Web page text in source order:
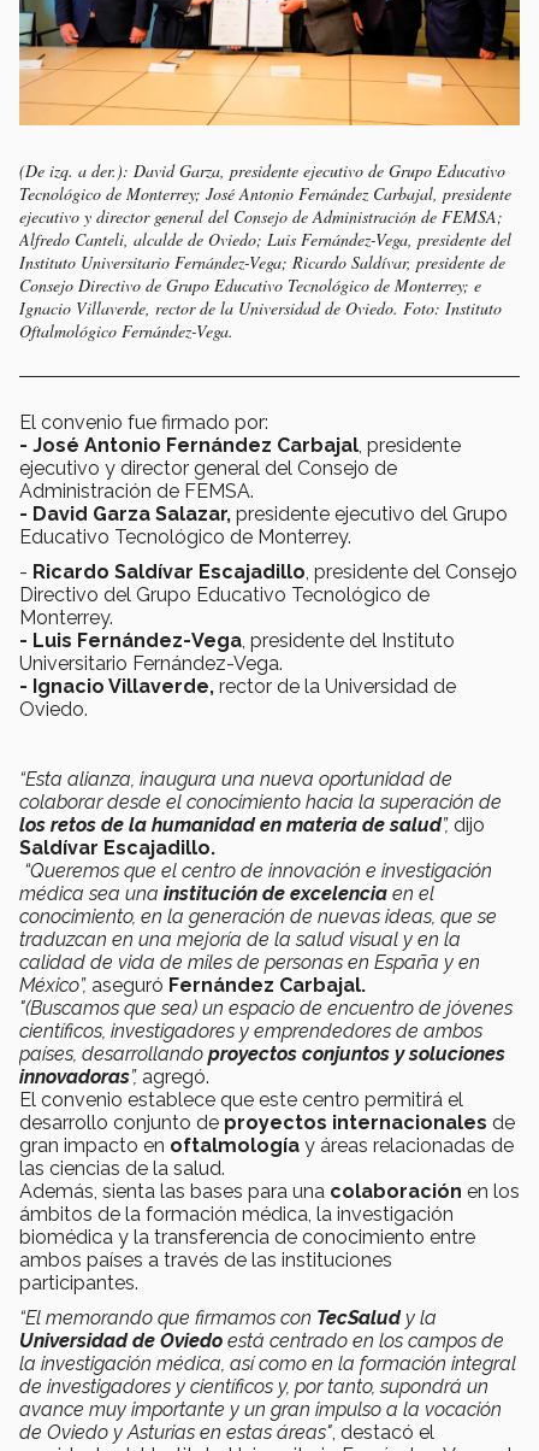
(De izq. a der.): David Garza, presidente ejecutivo de Grupo Educativo
Tecnológico de Monterrey; José Antonio Fernández Carbajal, presidente
ejecutivo y director general del Consejo de Administración de FEMSA;
Alfredo Canteli, alcalde de Oviedo; Luis Fernández-Vega, presidente del
Instituto Universitario Fernández-Vega; Ricardo Saldívar, presidente de
Consejo Directivo de Grupo Educativo Tecnológico de Monterrey; e
Ignacio Villaverde, rector de la Universidad de Oviedo. Foto: Instituto
Oftalmológico Fernández-Vega.
El convenio fue firmado por:
- José Antonio Fernández Carbajal, presidente
ejecutivo y director general del Consejo de
Administración de FEMSA.
- David Garza Salazar, presidente ejecutivo del Grupo
Educativo Tecnológico de Monterrey.
- Ricardo Saldívar Escajadillo, presidente del Consejo
Directivo del Grupo Educativo Tecnológico de
Monterrey.
- Luis Fernández-Vega, presidente del Instituto
Universitario Fernández-Vega.
- Ignacio Villaverde, rector de la Universidad de
Oviedo.
“Esta alianza, inaugura una nueva oportunidad de
colaborar desde el conocimiento hacia la superación de
los retos de la humanidad en materia de salud”, dijo
Saldívar Escajadillo.
“Queremos que el centro de innovación e investigación
médica sea una institución de excelencia en el
conocimiento, en la generación de nuevas ideas, que se
traduzcan en una mejoría de la salud visual y en la
calidad de vida de miles de personas en España y en
México”, aseguró Fernández Carbajal.
"(Buscamos que sea) un espacio de encuentro de jóvenes
científicos, investigadores y emprendedores de ambos
países, desarrollando proyectos conjuntos y soluciones
innovadoras”, agregó.
El convenio establece que este centro permitirá el
desarrollo conjunto de proyectos internacionales de
gran impacto en oftalmología y áreas relacionadas de
las ciencias de la salud.
Además, sienta las bases para una colaboración en los
ámbitos de la formación médica, la investigación
biomédica y la transferencia de conocimiento entre
ambos países a través de las instituciones
participantes.
“El memorando que firmamos con TecSalud y la
Universidad de Oviedo está centrado en los campos de
la investigación médica, así como en la formación integral
de investigadores y científicos y, por tanto, supondrá un
avance muy importante y un gran impulso a la vocación
de Oviedo y Asturias en estas áreas", destacó el